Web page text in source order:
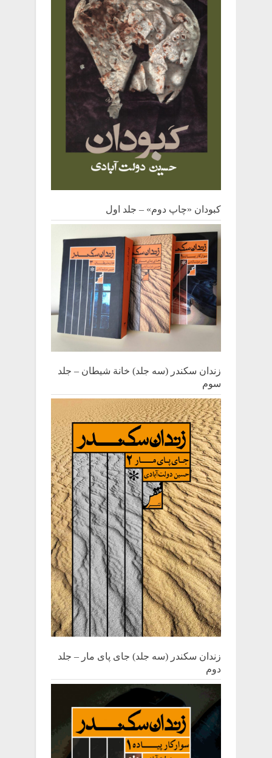
کبودان «چاپ دوم» – جلد اول
زندان سکندر (سه جلد) خانة شیطان – جلد
سوم
زندان سکندر (سه جلد) جای پای مار – جلد
دوم